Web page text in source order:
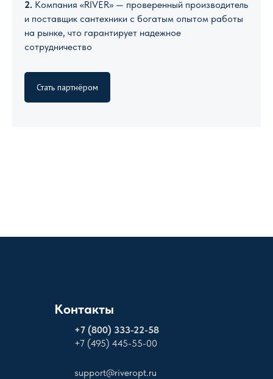
2. Компания «RIVER» — проверенный производитель
и поставщик сантехники с богатым опытом работы
на рынке, что гарантирует надежное
сотрудничество
Стать партнёром
Контакты
+7 (800) 333-22-58
+7 (495) 445-55-00
support@riveropt.ru